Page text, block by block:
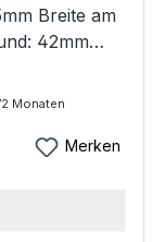
Breite am
42mm
Aero Silk
Keine
Monaten
Merken